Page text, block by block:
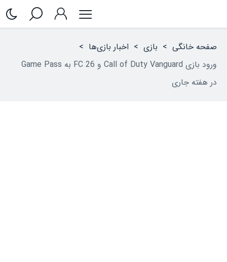
صفحه خانگی > بازی > اخبار بازی‌ها >
ورود بازی Call of Duty Vanguard و FC 26 به Game Pass
در هفته جاری